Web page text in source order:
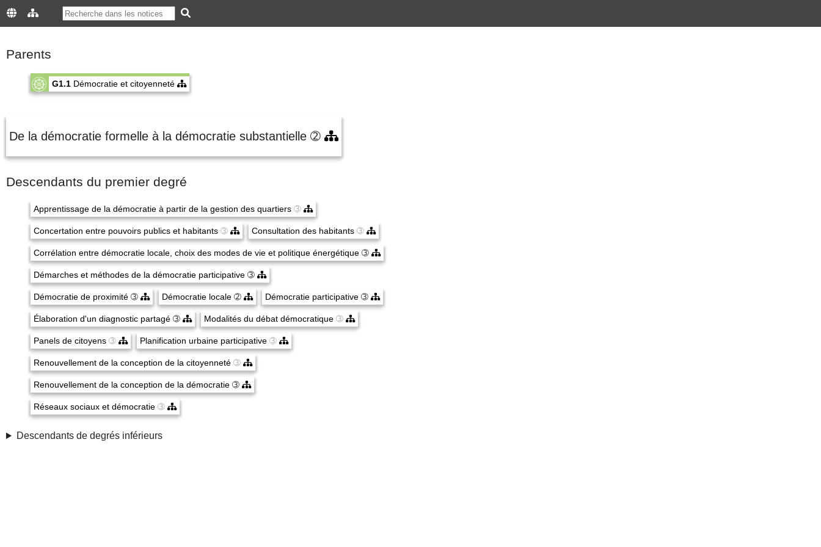
Parents
G1.1 Démocratie et citoyenneté
De la démocratie formelle à la démocratie substantielle ➁
Descendants du premier degré
Apprentissage de la démocratie à partir de la gestion des quartiers ➂
Concertation entre pouvoirs publics et habitants ➂ Consultation des habitants ➂
Corrélation entre démocratie locale, choix des modes de vie et politique énergétique ➂
Démarches et méthodes de la démocratie participative ➂
Démocratie de proximité ➂ Démocratie locale ➁ Démocratie participative ➂
Élaboration d'un diagnostic partagé ➂ Modalités du débat démocratique ➂
Panels de citoyens ➂ Planification urbaine participative ➂
Renouvellement de la conception de la citoyenneté ➂
Renouvellement de la conception de la démocratie ➂
Réseaux sociaux et démocratie ➂
Descendants de degrés inférieurs